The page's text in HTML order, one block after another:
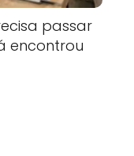
passar
encontrou